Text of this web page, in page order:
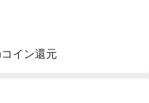
イン還元